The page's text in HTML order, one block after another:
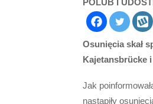
POLUB I
Osunięcia skał
Kajetansbrücke
Jak
nastąpiły